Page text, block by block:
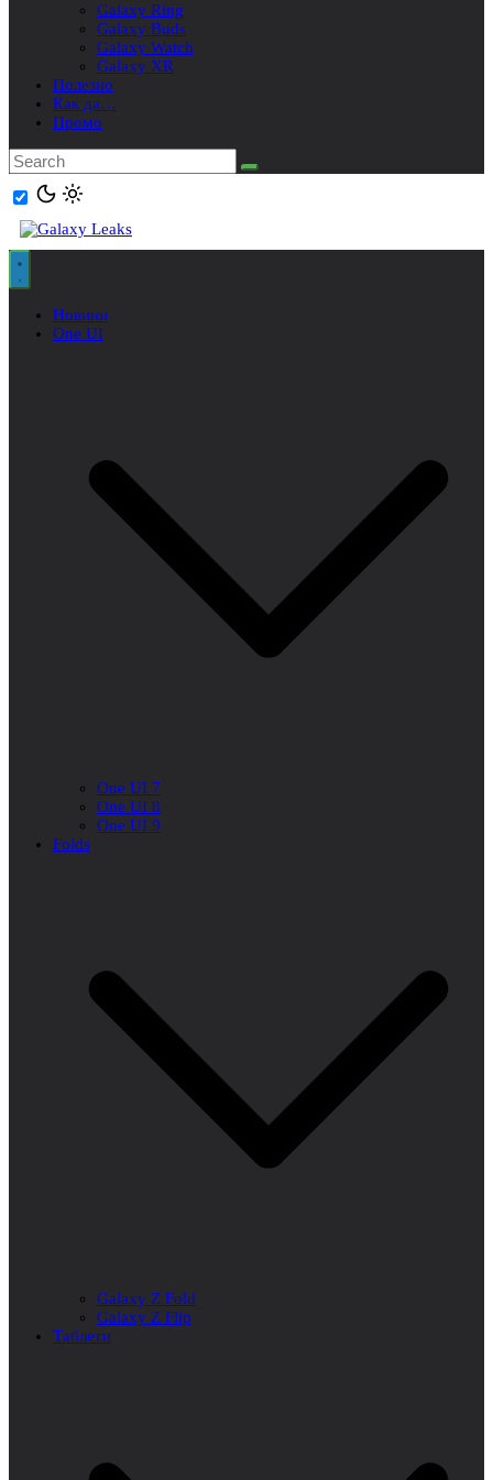
Galaxy Ring
Galaxy Buds
Galaxy Watch
Galaxy XR
Полезно
Как да…
Промо
Новини
One UI
One UI 7
One UI 8
One UI 9
Folds
Galaxy Z Fold
Galaxy Z Flip
Таблети